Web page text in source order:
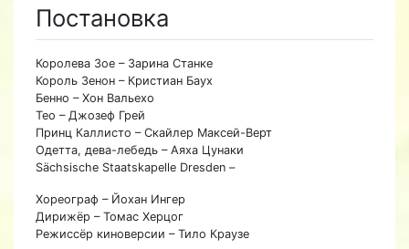
Постановка
Королева Зое – Зарина Станке
Король Зенон – Кристиан Баух
Бенно – Хон Вальехо
Тео – Джозеф Грей
Принц Каллисто – Скайлер Максей-Верт
Одетта, дева-лебедь – Аяха Цунаки
Sächsische Staatskapelle Dresden –
Хореограф – Йохан Ингер
Дирижёр – Томас Херцог
Режиссёр киноверсии – Тило Краузе